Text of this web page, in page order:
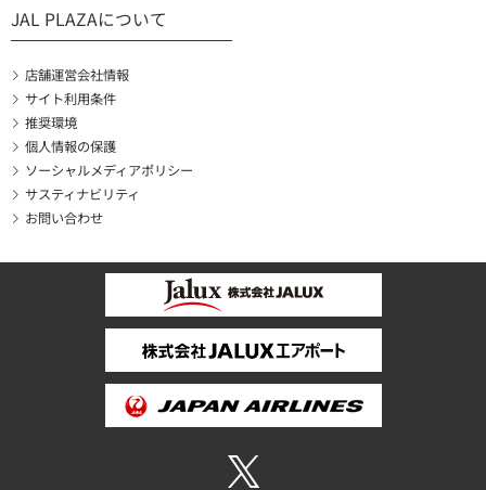
JAL PLAZAについて
店舗運営会社情報
サイト利用条件
推奨環境
個人情報の保護
ソーシャルメディアポリシー
サスティナビリティ
お問い合わせ